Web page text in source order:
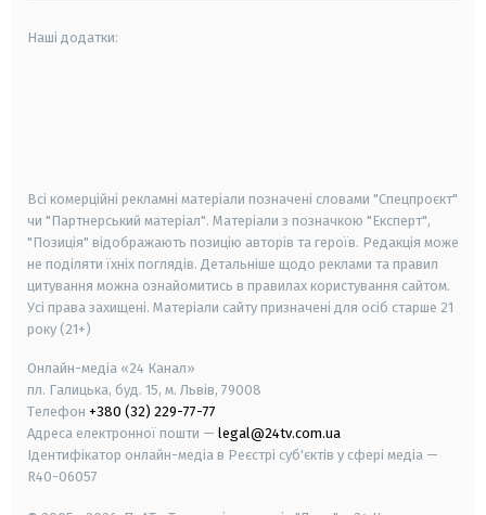
Наші додатки:
Всі комерційні рекламні матеріали позначені словами "Спецпроєкт"
чи "Партнерський матеріал". Матеріали з позначкою "Експерт",
"Позиція" відображають позицію авторів та героїв. Редакція може
не поділяти їхніх поглядів. Детальніше щодо реклами та правил
цитування можна ознайомитись в правилах користування сайтом.
Усі права захищені. Матеріали сайту призначені для осіб старше 21
року (21+)
Онлайн-медіа «24 Канал»
пл. Галицька, буд. 15, м. Львів, 79008
Телефон +380 (32) 229-77-77
Адреса електронної пошти — legal@24tv.com.ua
Ідентифікатор онлайн-медіа в Реєстрі суб'єктів у сфері медіа —
R40-06057